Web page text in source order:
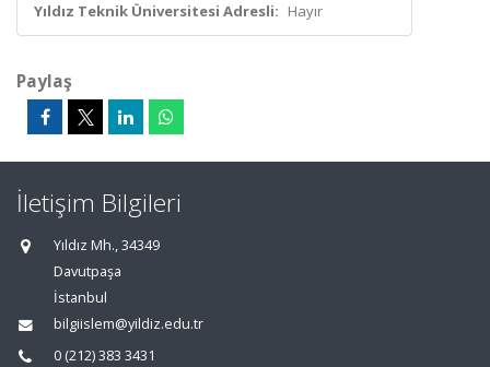
Yıldız Teknik Üniversitesi Adresli: Hayır
Paylaş
İletişim Bilgileri
Yıldız Mh., 34349
Davutpaşa
İstanbul
bilgiislem@yildiz.edu.tr
0 (212) 383 3431